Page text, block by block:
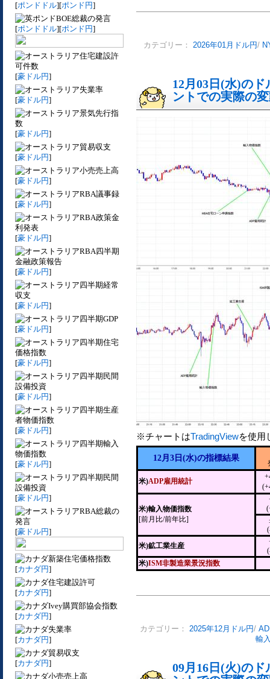
[ポンドドル][ポンド円]
BOE総裁の発言
[ポンドドル][ポンド円]
住宅建設許
可件数
[豪ドル円]
失業率
[豪ドル円]
景気先行指
数
[豪ドル円]
貿易収支
[豪ドル円]
小売売上高
[豪ドル円]
RBA議事録
[豪ドル円]
RBA政策金
利発表
[豪ドル円]
RBA四半期
金融政策報告
[豪ドル円]
四半期経常
収支
[豪ドル円]
四半期GDP
[豪ドル円]
四半期住宅
価格指数
[豪ドル円]
四半期民間
設備投資
[豪ドル円]
四半期生産
者物価指数
[豪ドル円]
四半期輸入
物価指数
[豪ドル円]
四半期民間
設備投資
[豪ドル円]
RBA総裁の
発言
[豪ドル円]
新築住宅価格指数
[カナダ円]
住宅建設許可
[カナダ円]
Ivey購買部協会指数
[カナダ円]
失業率
[カナダ円]
貿易収支
[カナダ円]
小売売上高
カテゴリー： 2026年01月ドル円/
12月03日(水)の
ントでの実際の
※チャートはTradingViewを使用
12月3日(水)の指標結果
米)ADP雇用統計
米)輸入物価指数
[前月比/前年比]
米)鉱工業生産
米)ISM非製造業景況指数
カテゴリー： 2025年12月ドル円/
輸
09月16日(火)の